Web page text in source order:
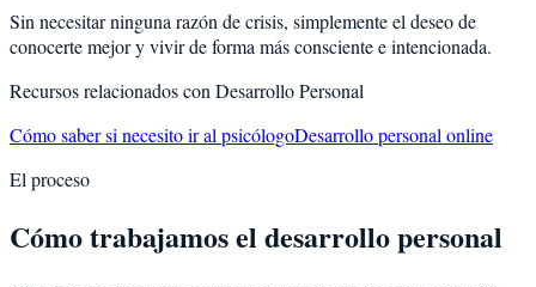
Sin necesitar ninguna razón de crisis, simplemente el deseo de
conocerte mejor y vivir de forma más consciente e intencionada.
Recursos relacionados con Desarrollo Personal
Cómo saber si necesito ir al psicólogoDesarrollo personal online
El proceso
Cómo trabajamos el desarrollo personal